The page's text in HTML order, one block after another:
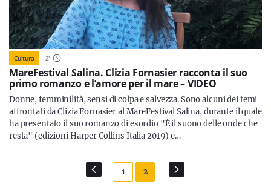
Cultura 2'
MareFestival Salina. Clizia Fornasier racconta il suo
primo romanzo e l’amore per il mare – VIDEO
Donne, femminilità, sensi di colpa e salvezza. Sono alcuni dei temi
affrontati da Clizia Fornasier al MareFestival Salina, durante il quale
ha presentato il suo romanzo di esordio "È il suono delle onde che
resta" (edizioni Harper Collins Italia 2019) e…
1 2